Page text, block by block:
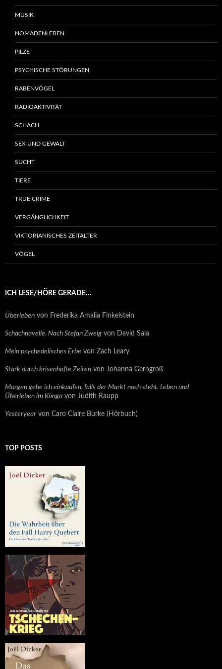
MUSIK
NOMADENLEBEN
PILZE
PSYCHISCHE STÖRUNGEN
RABENVÖGEL
RADIOAKTIVITÄT
SCHACH
SEX UND GEWALT
SUCHT
TIERE
TRUE CRIME
VERGÄNGLICHKEIT
VIKTORIANISCHES ZEITALTER
VÖGEL
ICH LESE/HÖRE GERADE…
Überleben von Frederika Amalia Finkelstein
Schachnovelle. Nach Stefan Zweig von David Sala
Mein psychedelisches Erbe von Zach Leary
Stark durch krisenhafte Zeiten von Johanna Gerngroß
Morgen gehe ich einkaufen, falls der Markt noch steht. Leben und
Überleben im Kongo von Judith Raupp
Yesteryear von Caro Claire Burke (Hörbuch)
TOP POSTS